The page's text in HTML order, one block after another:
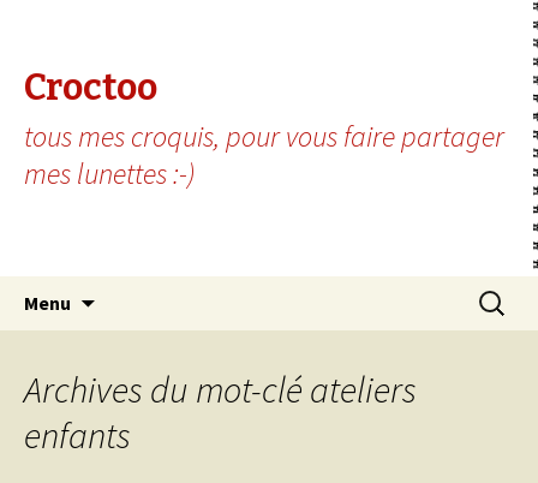
Croctoo
tous mes croquis, pour vous faire partager
mes lunettes :-)
Menu
Archives du mot-clé ateliers
enfants